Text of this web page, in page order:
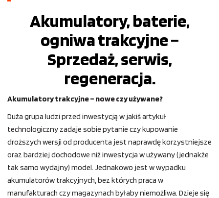
Akumulatory, baterie,
ogniwa trakcyjne –
Sprzedaż, serwis,
regeneracja.
Akumulatory trakcyjne – nowe czy używane?
Duża grupa ludzi przed inwestycją w jakiś artykuł
technologiczny zadaje sobie pytanie czy kupowanie
droższych wersji od producenta jest naprawdę korzystniejsze
oraz bardziej dochodowe niż inwestycja w używany (jednakże
tak samo wydajny) model. Jednakowo jest w wypadku
akumulatorów trakcyjnych, bez których praca w
manufakturach czy magazynach byłaby niemożliwa. Dzieje się